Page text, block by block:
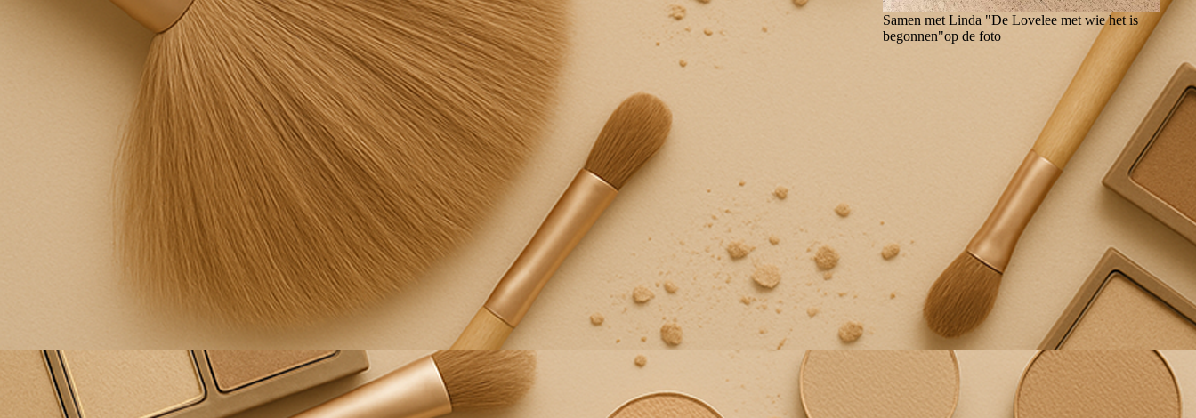
Samen met Linda "De Lovelee met wie het is
begonnen"op de foto